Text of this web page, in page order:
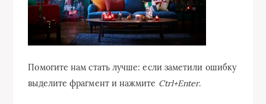
Помогите нам стать лучше: если заметили ошибку
выделите фрагмент и нажмите Ctrl+Enter.